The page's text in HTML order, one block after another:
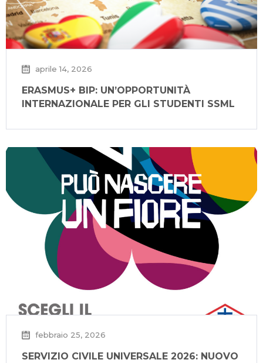
aprile 14, 2026
ERASMUS+ BIP: UN’OPPORTUNITÀ
INTERNAZIONALE PER GLI STUDENTI SSML
febbraio 25, 2026
SERVIZIO CIVILE UNIVERSALE 2026: NUOVO